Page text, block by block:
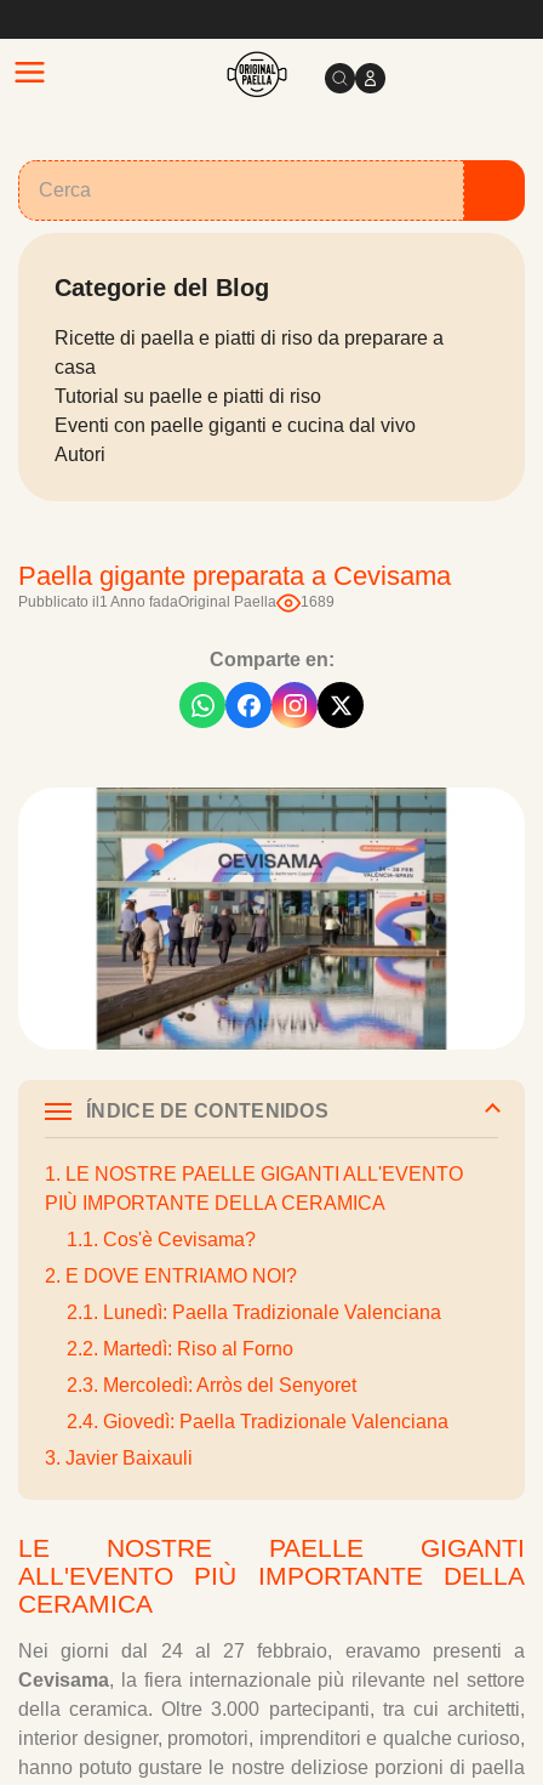
Paella gigante preparata a Cevisama
Pubblicato il 1 Anno fadaOriginal Paella 1689
Comparte en:
ÍNDICE DE CONTENIDOS
1. LE NOSTRE PAELLE GIGANTI ALL'EVENTO
PIÙ IMPORTANTE DELLA CERAMICA
1.1. Cos'è Cevisama?
2. E DOVE ENTRIAMO NOI?
2.1. Lunedì: Paella Tradizionale Valenciana
2.2. Martedì: Riso al Forno
2.3. Mercoledì: Arròs del Senyoret
2.4. Giovedì: Paella Tradizionale Valenciana
3. Javier Baixauli
LE NOSTRE PAELLE GIGANTI
ALL'EVENTO PIÙ IMPORTANTE DELLA
CERAMICA
Nei giorni dal 24 al 27 febbraio, eravamo presenti a
Cevisama, la fiera internazionale più rilevante nel settore
della ceramica. Oltre 3.000 partecipanti, tra cui architetti,
interior designer, promotori, imprenditori e qualche curioso,
hanno potuto gustare le nostre deliziose porzioni di paella
Categorie del Blog
Ricette di paella e piatti di riso da preparare a
casa
Tutorial su paelle e piatti di riso
Eventi con paelle giganti e cucina dal vivo
Autori